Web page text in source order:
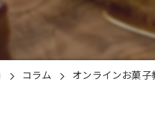
コラム オンラインお菓